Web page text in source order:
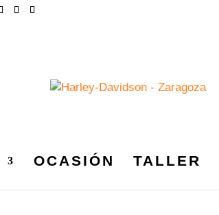
OCASIÓN TALLER